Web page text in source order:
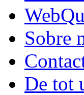
Sobre
De tot